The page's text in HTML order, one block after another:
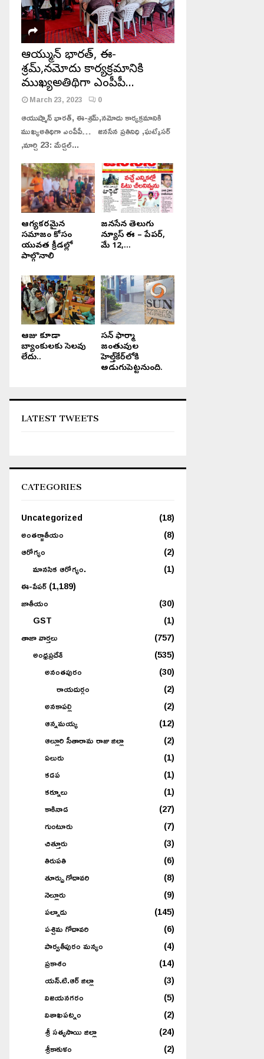
జనసేన తెలుగు న్యూస్ ఈ – పేపర్,
జూన్ 11, 2023.
ఏటీఎం కార్డు మార్చి 1లక్ష 73వేలు
కాజేసిన కేటుగాడు
ఆయుష్మాన్ భారత్, ఈ-
శ్రమ్,నమోదు కార్యక్రమానికి
ముఖ్యఅతిథిగా ఎంపీపీ…
March 23, 2023 0
ఆయుష్మాన్ భారత్, ఈ-శ్రమ్,నమోదు కార్యక్రమానికి
ముఖ్యఅతిథిగా ఎంపీపీ… జనసేన ప్రతినిధి ,ఘట్కేసర్
,మార్చి 23: మేడ్చల్...
ఆరోగ్యకరమైన
సమాజం కోసం
యువత క్రీడల్లో
పాల్గొనాలి
జనసేన తెలుగు
న్యూస్ ఈ – పేపర్,
మే 12,...
ఆరోజు కూడా
బ్యాంకులకు సెలవు
లేదు..
సన్ ఫార్మా
జంతువుల
హెల్త్‌కేర్‌లోకి
అడుగుపెట్టనుంది.
LATEST TWEETS
CATEGORIES
Uncategorized
(18)
అంతర్జాతీయం
(8)
ఆరోగ్యం
(2)
మానసిక ఆరోగ్యం.
(1)
ఈ-పేపర్(1,189)
జాతీయం
(30)
GST
(1)
తాజా వార్తలు
(757)
అంధ్రప్రదేశ్
(535)
అనంతపురం
(30)
రాయదుర్గం
(2)
అనకాపల్లి
(2)
ఆన్నమయ్య
(12)
ఆల్లూరి సీతారామ రాజు జిల్లా
(2)
ఏలురు
(1)
కడప
(1)
కర్నూలు
(1)
కాకినాడ
(27)
గుంటూరు
(7)
చిత్తూరు
(3)
తిరుపతి
(6)
తూర్పు గోదావరి
(8)
నెల్లూరు
(9)
పల్నాడు
(145)
పశ్చిమ గోదావరి
(6)
పార్వతీపురం మన్యం
(4)
ప్రకాశం
(14)
యన్.టి.ఆర్ జిల్లా
(3)
విజయనగరం
(5)
విశాఖపట్నం
(2)
శ్రీ సత్యసాయి జిల్లా
(24)
శ్రీకాకుళం
(2)